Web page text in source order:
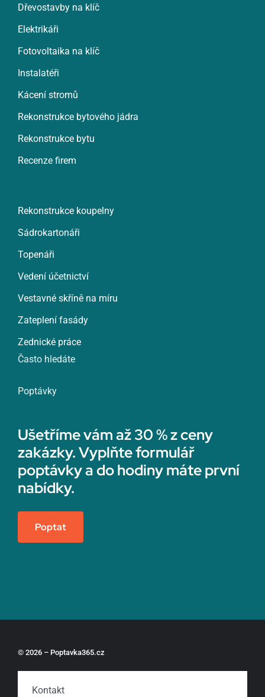
Dřevostavby na klíč
Elektrikáři
Fotovoltaika na klíč
Instalatéři
Kácení stromů
Rekonstrukce bytového jádra
Rekonstrukce bytu
Recenze firem
Rekonstrukce koupelny
Sádrokartonáři
Topenáři
Vedení účetnictví
Vestavné skříně na míru
Zateplení fasády
Zednické práce
Často hledáte
Poptávky
Ušetříme vám až 30 % z ceny
zakázky. Vyplňte formulář
poptávky a do hodiny máte první
nabídky.
Poptat
© 2026 – Poptavka365.cz
Kontakt